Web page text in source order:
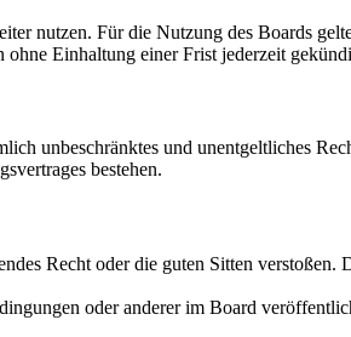
nutzen. Für die Nutzung des Boards
Einhaltung einer Frist jederzeit
unbeschränktes und unentgeltliches
bestehen.
Recht oder die guten Sitten verstoßen.
oder anderer im Board